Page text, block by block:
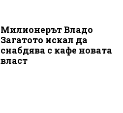
Милионерът Владо
Загатото искал да
снабдява с кафе новата
власт